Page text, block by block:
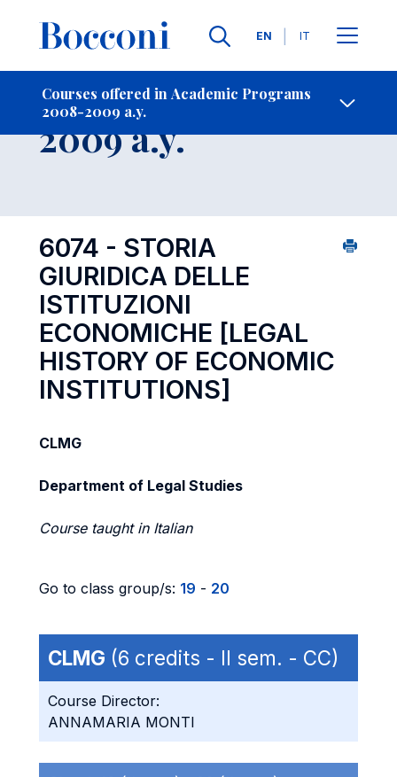
Languages
EN IT
Courses offered in Academic Programs
2008-2009 a.y.
- Contact Us
Course 2008-
2009 a.y.
6074 - STORIA
GIURIDICA DELLE
ISTITUZIONI
ECONOMICHE [LEGAL
HISTORY OF ECONOMIC
INSTITUTIONS]
CLMG
Department of Legal Studies
Course taught in Italian
Go to class group/s: 19 - 20
CLMG (6 credits - II sem. - CC)
Course Director:
ANNAMARIA MONTI